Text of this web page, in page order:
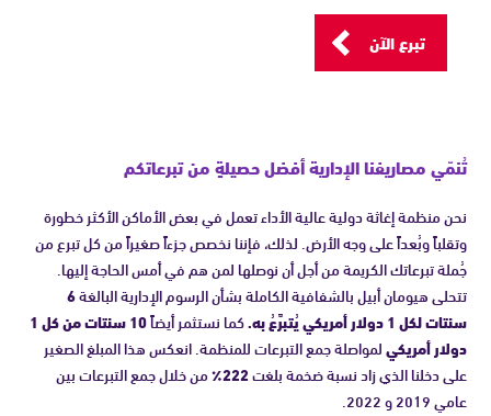
تبرع الآن
تُنمّي مصاريفنا الإدارية أفضل حصيلةٍ من تبرعاتكم
نحن منظمة إغاثة دولية عالية الأداء تعمل في بعض الأماكن الأكثر خطورة
وتقلباً وبُعداً على وجه الأرض. لذلك، فإننا نخصص جزءاً صغيراً من كل تبرع من
جُملة تبرعاتك الكريمة من أجل أن نوصلها لمن هم في أمس الحاجة إليها.
تتحلى هيومان أبيل بالشفافية الكاملة بشأن الرسوم الإدارية البالغة6
سنتات لكل 1 دولار أمريكي يُتبرَّعُ به.
كما نستثمر أيضاً
10 سنتات من كل 1
دولار أمريكيلمواصلة جمع التبرعات للمنظمة. انعكس هذا المبلغ الصغير
على دخلنا الذي زاد نسبة ضخمة بلغت222٪ من خلال جمع التبرعات بين
عامي 2019 و 2022.